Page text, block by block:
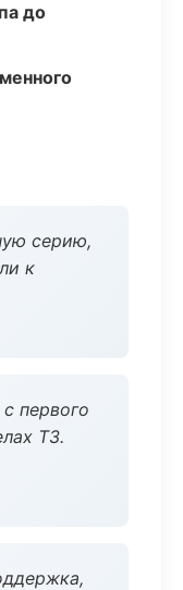
до
серию,
к
первого
ТЗ.